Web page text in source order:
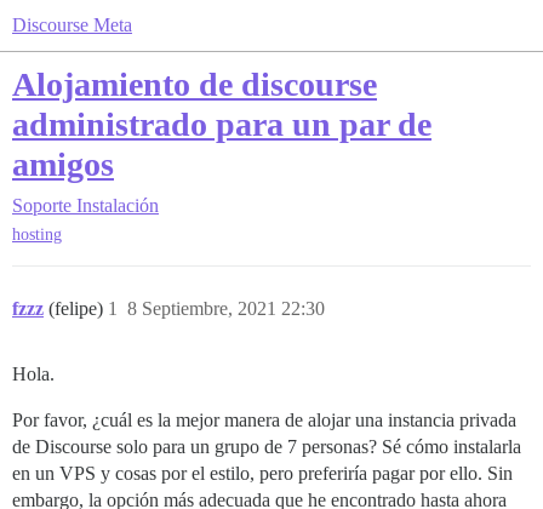
Discourse Meta
Alojamiento de discourse
administrado para un par de
amigos
Soporte Instalación
hosting
fzzz (felipe) 8 Septiembre, 2021 22:30
1
Hola.
Por favor, ¿cuál es la mejor manera de alojar una instancia privada
de Discourse solo para un grupo de 7 personas? Sé cómo instalarla
en un VPS y cosas por el estilo, pero preferiría pagar por ello. Sin
embargo, la opción más adecuada que he encontrado hasta ahora